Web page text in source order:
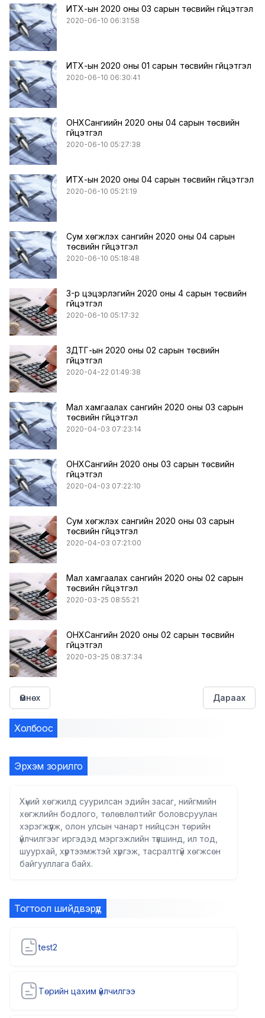
ИТХ-ын 2020 оны 03 сарын төсвийн гүйцэтгэл
2020-06-10 06:31:58
ИТХ-ын 2020 оны 01 сарын төсвийн гүйцэтгэл
2020-06-10 06:30:41
ОНХСангиийн 2020 оны 04 сарын төсвийн
гүйцэтгэл
2020-06-10 05:27:38
ИТХ-ын 2020 оны 04 сарын төсвийн гүйцэтгэл
2020-06-10 05:21:19
Сум хөгжүүлэх сангийн 2020 оны 04 сарын
төсвийн гүйцэтгэл
2020-06-10 05:18:48
3-р цэцэрлэгийн 2020 оны 4 сарын төсвийн
гүйцэтгэл
2020-06-10 05:17:32
ЗДТГ-ын 2020 оны 02 сарын төсвийн
гүйцэтгэл
2020-04-22 01:49:38
Мал хамгаалах сангийн 2020 оны 03 сарын
төсвийн гүйцэтгэл
2020-04-03 07:23:14
ОНХСангийн 2020 оны 03 сарын төсвийн
гүйцэтгэл
2020-04-03 07:22:10
Сум хөгжүүлэх сангийн 2020 оны 03 сарын
төсвийн гүйцэтгэл
2020-04-03 07:21:00
Мал хамгаалах сангийн 2020 оны 02 сарын
төсвийн гүйцэтгэл
2020-03-25 08:55:21
ОНХСангийн 2020 оны 02 сарын төсвийн
гүйцэтгэл
2020-03-25 08:37:34
Өмнөх Дараах
Холбоос
Эрхэм зорилго
Хүний хөгжилд суурилсан эдийн засаг, нийгмийн
хөгжлийн бодлого, төлөвлөлтийг боловсруулан
хэрэгжүүлж, олон улсын чанарт нийцсэн төрийн
үйлчилгээг иргэдэд мэргэжлийн түвшинд, ил тод,
шуурхай, хүртээмжтэй хүргэж, тасралтгүй хөгжсөн
байгууллага байх.
Тогтоол шийдвэрүүд
test2
Төрийн цахим үйлчилгээ